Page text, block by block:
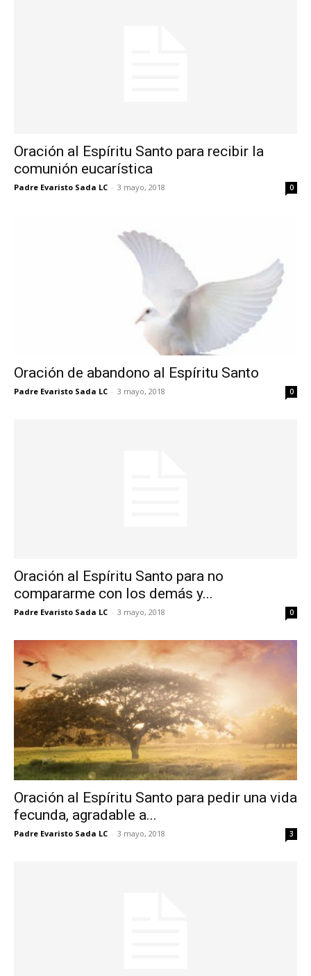
Oración al Espíritu Santo para recibir la
comunión eucarística
Padre Evaristo Sada LC - 3 mayo, 2018 0
Oración de abandono al Espíritu Santo
Padre Evaristo Sada LC - 3 mayo, 2018 0
Oración al Espíritu Santo para no
compararme con los demás y...
Padre Evaristo Sada LC - 3 mayo, 2018 0
Oración al Espíritu Santo para pedir una vida
fecunda, agradable a...
Padre Evaristo Sada LC - 3 mayo, 2018 3